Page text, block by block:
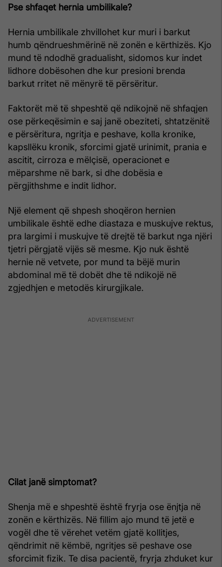
Pse shfaqet hernia umbilikale?
Hernia umbilikale zhvillohet kur muri i barkut
humb qëndrueshmërinë në zonën e kërthizës. Kjo
mund të ndodhë gradualisht, sidomos kur indet
lidhore dobësohen dhe kur presioni brenda
barkut rritet në mënyrë të përsëritur.
Faktorët më të shpeshtë që ndikojnë në shfaqjen
ose përkeqësimin e saj janë obeziteti, shtatzënitë
e përsëritura, ngritja e peshave, kolla kronike,
kapsllëku kronik, sforcimi gjatë urinimit, prania e
ascitit, cirroza e mëlçisë, operacionet e
mëparshme në bark, si dhe dobësia e
përgjithshme e indit lidhor.
Një element që shpesh shoqëron hernien
umbilikale është edhe diastaza e muskujve rektus,
pra largimi i muskujve të drejtë të barkut nga njëri
tjetri përgjatë vijës së mesme. Kjo nuk është
hernie në vetvete, por mund ta bëjë murin
abdominal më të dobët dhe të ndikojë në
zgjedhjen e metodës kirurgjikale.
Cilat janë simptomat?
Shenja më e shpeshtë është fryrja ose ënjtja në
zonën e kërthizës. Në fillim ajo mund të jetë e
vogël dhe të vërehet vetëm gjatë kollitjes,
qëndrimit në këmbë, ngritjes së peshave ose
sforcimit fizik. Te disa pacientë, fryrja zhduket kur